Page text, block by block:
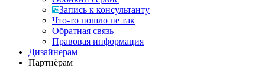
Запись к консультанту
Что-то пошло не так
Обратная связь
Правовая информация
Дизайнерам
Партнёрам